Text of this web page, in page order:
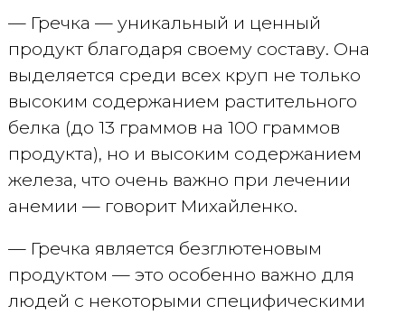
— Гречка — уникальный и ценный
продукт благодаря своему составу. Она
выделяется среди всех круп не только
высоким содержанием растительного
белка (до 13 граммов на 100 граммов
продукта), но и высоким содержанием
железа, что очень важно при лечении
анемии — говорит Михайленко.
— Гречка является безглютеновым
продуктом — это особенно важно для
людей с некоторыми специфическими